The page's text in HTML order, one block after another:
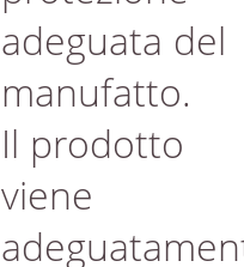
adeguata del
manufatto.
Il prodotto
viene